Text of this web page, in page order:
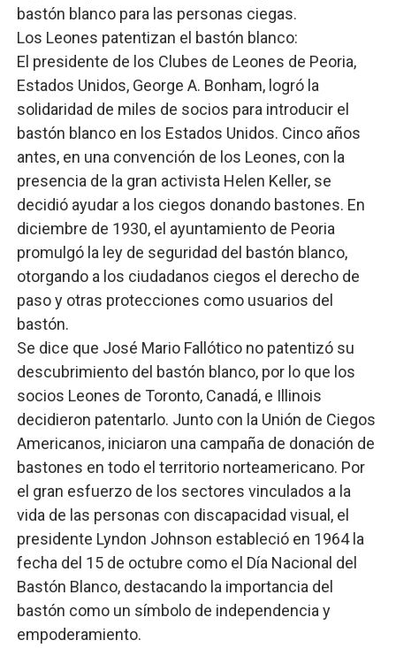
bastón blanco para las personas ciegas.
Los Leones patentizan el bastón blanco:
El presidente de los Clubes de Leones de Peoria,
Estados Unidos, George A. Bonham, logró la
solidaridad de miles de socios para introducir el
bastón blanco en los Estados Unidos. Cinco años
antes, en una convención de los Leones, con la
presencia de la gran activista Helen Keller, se
decidió ayudar a los ciegos donando bastones. En
diciembre de 1930, el ayuntamiento de Peoria
promulgó la ley de seguridad del bastón blanco,
otorgando a los ciudadanos ciegos el derecho de
paso y otras protecciones como usuarios del
bastón.
Se dice que José Mario Fallótico no patentizó su
descubrimiento del bastón blanco, por lo que los
socios Leones de Toronto, Canadá, e Illinois
decidieron patentarlo. Junto con la Unión de Ciegos
Americanos, iniciaron una campaña de donación de
bastones en todo el territorio norteamericano. Por
el gran esfuerzo de los sectores vinculados a la
vida de las personas con discapacidad visual, el
presidente Lyndon Johnson estableció en 1964 la
fecha del 15 de octubre como el Día Nacional del
Bastón Blanco, destacando la importancia del
bastón como un símbolo de independencia y
empoderamiento.